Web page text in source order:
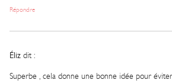
Répondre
Éliz dit :
Superbe , cela donne une bonne idée pour éviter